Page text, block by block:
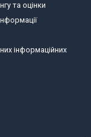
та оцінки
інформаційних